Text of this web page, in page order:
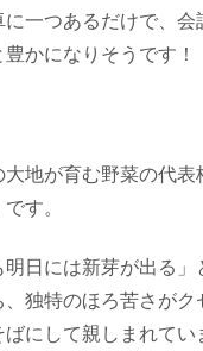
一つあるだけで、会
かになりそうです！
大地が育む野菜の代表
す。
明日には新芽が出る
独特のほろ苦さがク
ばにして親しまれてい